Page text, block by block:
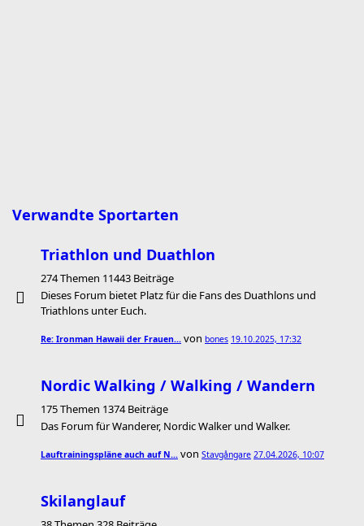
Verwandte Sportarten
Triathlon und Duathlon
274 Themen 11443 Beiträge
Dieses Forum bietet Platz für die Fans des Duathlons und
Triathlons unter Euch.
Re: Ironman Hawaii der Frauen… von bones 19.10.2025, 17:32
Nordic Walking / Walking / Wandern
175 Themen 1374 Beiträge
Das Forum für Wanderer, Nordic Walker und Walker.
Lauftrainingspläne auch auf N… von Stavgångare 27.04.2026, 10:07
Skilanglauf